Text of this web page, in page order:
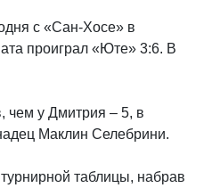
с «Сан-Хосе» в
проиграл «Юте» 3:6. В
чем у Дмитрия – 5, в
Маклин Селебрини.
таблицы, набрав